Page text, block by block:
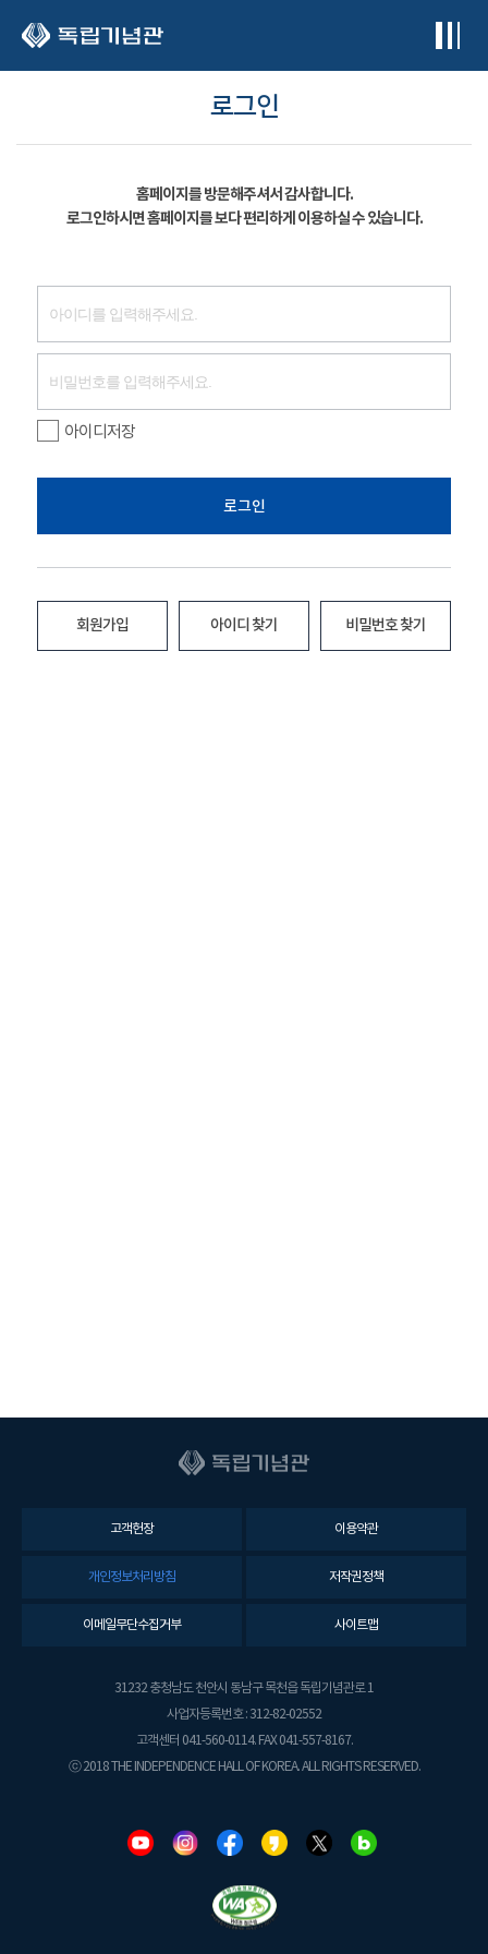
로그인
홈페이지를 방문해주셔서 감사합니다.
로그인하시면 홈페이지를 보다 편리하게 이용하실 수 있습니다.
아이디저장
로그인
회원가입 아이디 찾기 비밀번호 찾기
고객헌장 이용약관
개인정보처리방침 저작권정책
이메일무단수집거부 사이트맵
31232 충청남도 천안시 동남구 목천읍 독립기념관로 1
사업자등록번호 : 312-82-02552
고객센터 041-560-0114. FAX 041-557-8167.
ⓒ 2018 THE INDEPENDENCE HALL OF KOREA. ALL RIGHTS RESERVED.